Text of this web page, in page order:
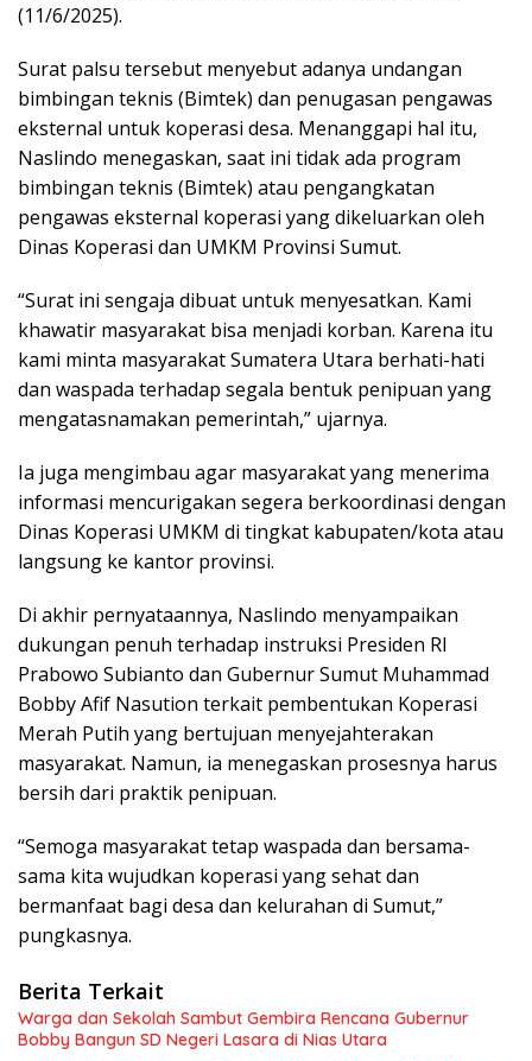
(11/6/2025).
Surat palsu tersebut menyebut adanya undangan
bimbingan teknis (Bimtek) dan penugasan pengawas
eksternal untuk koperasi desa. Menanggapi hal itu,
Naslindo menegaskan, saat ini tidak ada program
bimbingan teknis (Bimtek) atau pengangkatan
pengawas eksternal koperasi yang dikeluarkan oleh
Dinas Koperasi dan UMKM Provinsi Sumut.
“Surat ini sengaja dibuat untuk menyesatkan. Kami
khawatir masyarakat bisa menjadi korban. Karena itu
kami minta masyarakat Sumatera Utara berhati-hati
dan waspada terhadap segala bentuk penipuan yang
mengatasnamakan pemerintah,” ujarnya.
Ia juga mengimbau agar masyarakat yang menerima
informasi mencurigakan segera berkoordinasi dengan
Dinas Koperasi UMKM di tingkat kabupaten/kota atau
langsung ke kantor provinsi.
Di akhir pernyataannya, Naslindo menyampaikan
dukungan penuh terhadap instruksi Presiden RI
Prabowo Subianto dan Gubernur Sumut Muhammad
Bobby Afif Nasution terkait pembentukan Koperasi
Merah Putih yang bertujuan menyejahterakan
masyarakat. Namun, ia menegaskan prosesnya harus
bersih dari praktik penipuan.
“Semoga masyarakat tetap waspada dan bersama-
sama kita wujudkan koperasi yang sehat dan
bermanfaat bagi desa dan kelurahan di Sumut,”
pungkasnya.
Berita Terkait
Warga dan Sekolah Sambut Gembira Rencana Gubernur
Bobby Bangun SD Negeri Lasara di Nias Utara